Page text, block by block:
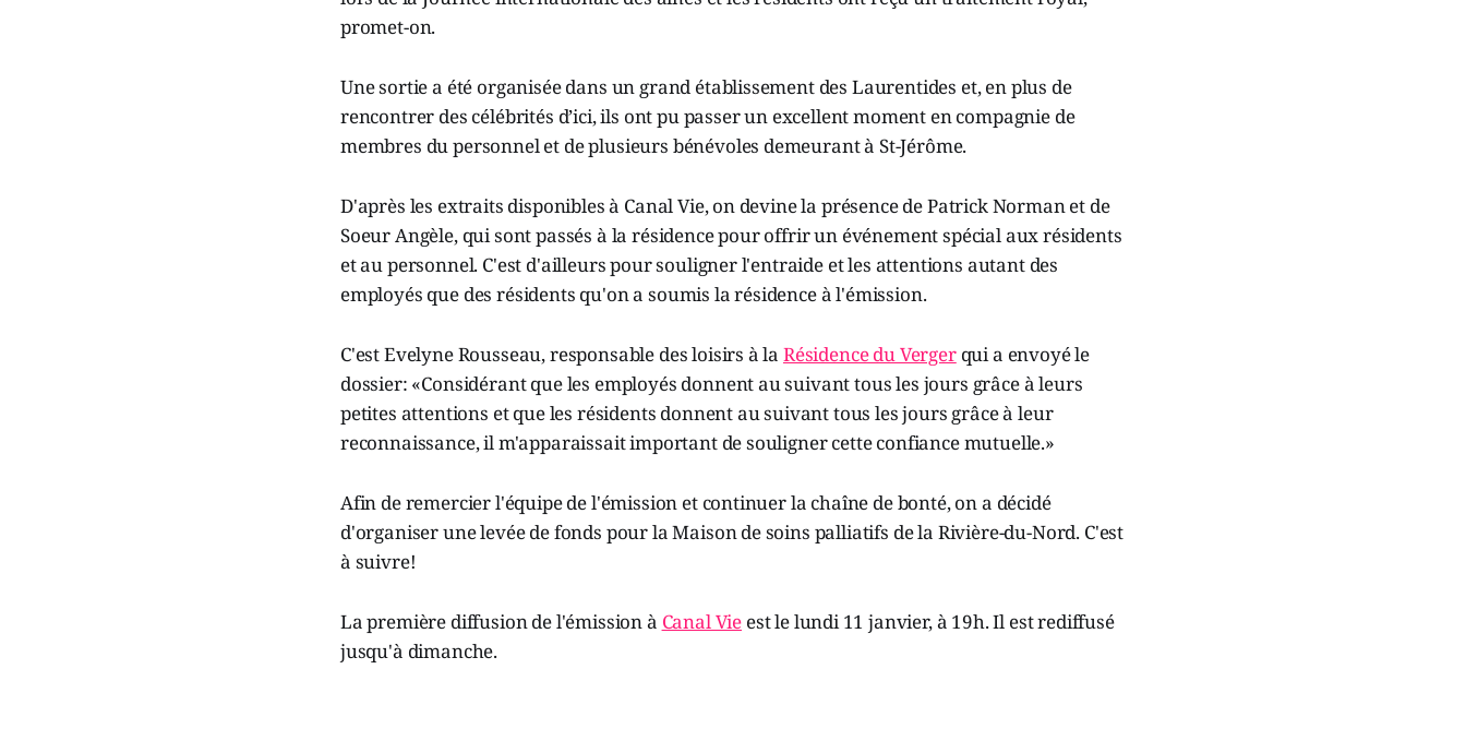
promet-on.
Une sortie a été organisée dans un grand établissement des Laurentides et, en plus de
rencontrer des célébrités d’ici, ils ont pu passer un excellent moment en compagnie de
membres du personnel et de plusieurs bénévoles demeurant à St-Jérôme.
D'après les extraits disponibles à Canal Vie, on devine la présence de Patrick Norman et de
Soeur Angèle, qui sont passés à la résidence pour offrir un événement spécial aux résidents
et au personnel. C'est d'ailleurs pour souligner l'entraide et les attentions autant des
employés que des résidents qu'on a soumis la résidence à l'émission.
C'est Evelyne Rousseau, responsable des loisirs à la Résidence du Vergerqui a envoyé le
dossier: «Considérant que les employés donnent au suivant tous les jours grâce à leurs
petites attentions et que les résidents donnent au suivant tous les jours grâce à leur
reconnaissance, il m'apparaissait important de souligner cette confiance mutuelle.»
Afin de remercier l'équipe de l'émission et continuer la chaîne de bonté, on a décidé
d'organiser une levée de fonds pour la Maison de soins palliatifs de la Rivière-du-Nord. C'est
à suivre!
La première diffusion de l'émission à Canal Vie est le lundi 11 janvier, à 19h. Il est rediffusé
jusqu'à dimanche.